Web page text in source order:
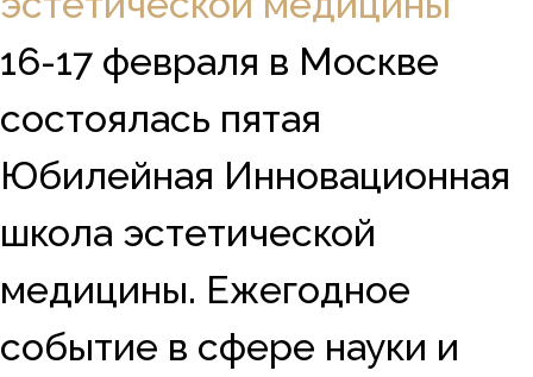
16-17 февраля в Москве
состоялась пятая
Юбилейная Инновационная
школа эстетической
медицины. Ежегодное
событие в сфере науки и